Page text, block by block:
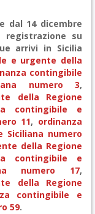
dal 14 dicembre
registrazione su
arrivi in Sicilia
e urgente della
contingibile
numero 3,
della Regione
contingibile e
11, ordinanza
Siciliana numero
della Regione
contingibile e
numero 17,
della Regione
contingibile e
59.